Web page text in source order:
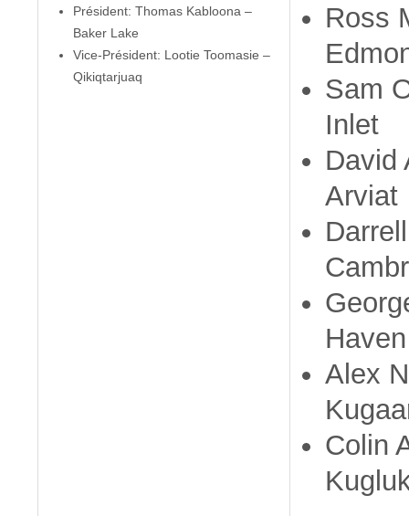
Président: Thomas Kabloona –
Baker Lake
Vice-Président: Lootie Toomasie –
Qikiqtarjuaq
Ross
Sam
Inlet
David
Arviat
Haven
Alex
Colin